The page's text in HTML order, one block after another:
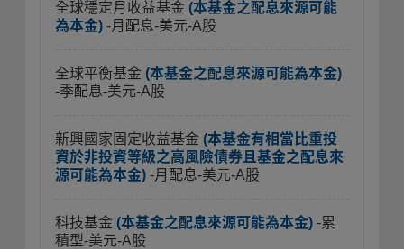
全球穩定月收益基金 (本基金之配息來源可能
為本金) -月配息-美元-A股
全球平衡基金 (本基金之配息來源可能為本金)
-季配息-美元-A股
新興國家固定收益基金 (本基金有相當比重投
資於非投資等級之高風險債券且基金之配息來
源可能為本金) -月配息-美元-A股
科技基金 (本基金之配息來源可能為本金) -累
積型-美元-A股